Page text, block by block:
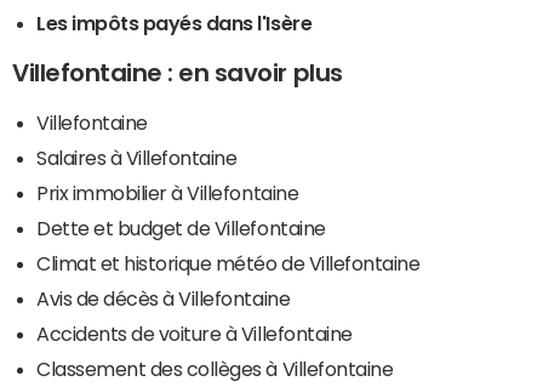
Les impôts payés dans l'Isère
Villefontaine : en savoir plus
Villefontaine
Salaires à Villefontaine
Prix immobilier à Villefontaine
Dette et budget de Villefontaine
Climat et historique météo de Villefontaine
Avis de décès à Villefontaine
Accidents de voiture à Villefontaine
Classement des collèges à Villefontaine